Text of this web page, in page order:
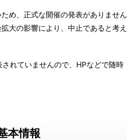
め、正式な開催の発表がありません
大の影響により、中止であると考え
れていませんので、HPなどで随時
本情報